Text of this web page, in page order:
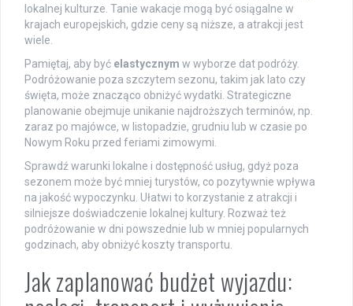
lokalnej kulturze. Tanie wakacje mogą być osiągalne w
krajach europejskich, gdzie ceny są niższe, a atrakcji jest
wiele.
Pamiętaj, aby być elastycznym w wyborze dat podróży.
Podróżowanie poza szczytem sezonu, takim jak lato czy
święta, może znacząco obniżyć wydatki. Strategiczne
planowanie obejmuje unikanie najdroższych terminów, np.
zaraz po majówce, w listopadzie, grudniu lub w czasie po
Nowym Roku przed feriami zimowymi.
Sprawdź warunki lokalne i dostępność usług, gdyż poza
sezonem może być mniej turystów, co pozytywnie wpływa
na jakość wypoczynku. Ułatwi to korzystanie z atrakcji i
silniejsze doświadczenie lokalnej kultury. Rozważ też
podróżowanie w dni powszednie lub w mniej popularnych
godzinach, aby obniżyć koszty transportu.
Jak zaplanować budżet wyjazdu: